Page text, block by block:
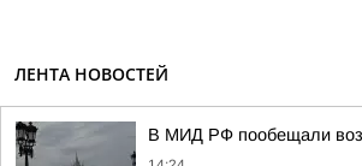
ЛЕНТА НОВОСТЕЙ
В МИД РФ пообещали